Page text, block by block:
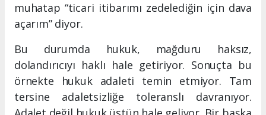
muhatap “ticari itibarımı zedelediğin için dava
açarım” diyor.
Bu durumda hukuk, mağduru haksız,
dolandırıcıyı haklı hale getiriyor. Sonuçta bu
örnekte hukuk adaleti temin etmiyor. Tam
tersine adaletsizliğe toleranslı davranıyor.